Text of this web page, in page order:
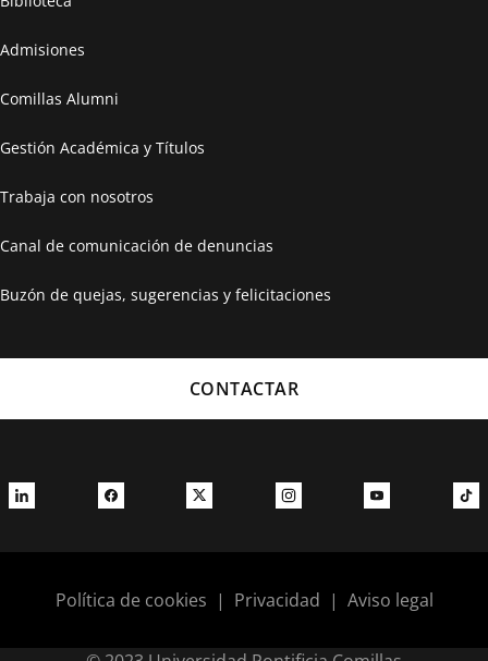
Admisiones
Comillas Alumni
Gestión Académica y Títulos
Trabaja con nosotros
Canal de comunicación de denuncias
Buzón de quejas, sugerencias y felicitaciones
CONTACTAR
Política de cookies | Privacidad | Aviso legal